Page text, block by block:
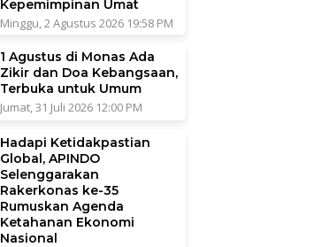
Kepemimpinan Umat
Minggu, 2 Agustus 2026 19:58 PM
1 Agustus di Monas Ada
Zikir dan Doa Kebangsaan,
Terbuka untuk Umum
Jumat, 31 Juli 2026 12:00 PM
Hadapi Ketidakpastian
Global, APINDO
Selenggarakan
Rakerkonas ke-35
Rumuskan Agenda
Ketahanan Ekonomi
Nasional